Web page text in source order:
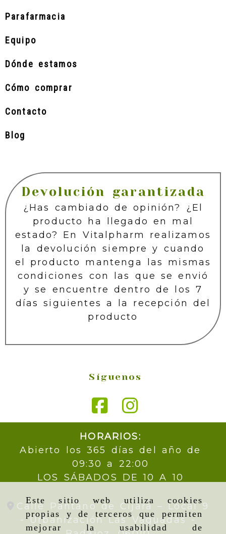
Este sitio web utiliza cookies
propias y de terceros que permiten
mejorar la usabilidad de
Parafarmacia
Equipo
Dónde estamos
Cómo comprar
Contacto
Blog
Devolución garantizada
¿Has cambiado de opinión? ¿El
producto ha llegado en mal
estado? En Vitalpharm realizamos
la devolución siempre y cuando
el producto mantenga las mismas
condiciones con las que se envió
y se encuentre dentro de los 7
días siguientes a la recepción del
producto
Síguenos
HORARIOS:
Abierto los 365 días del año de
09:30 a 22:00
LOS SÁBADOS DE 10 A 10
Calle Pantano de Cijara – Local 9
- Urbanización Las Vaguadas -